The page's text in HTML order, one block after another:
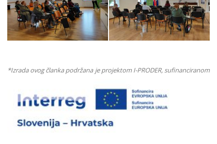
*Izrada ovog članka podržana je projektom I-PRODER, sufinanciranom